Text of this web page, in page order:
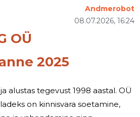
OÜ
2025
08.07.2026, 16:24
Andmerobot
tegevust 1998 aastal. OÜ
on kinnisvara soetamine,